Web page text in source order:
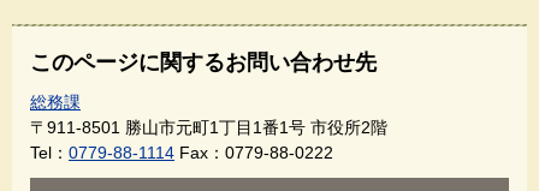
このページに関するお問い合わせ先
総務課
〒911-8501 勝山市元町1丁目1番1号 市役所2階
Tel： 0779-88-1114 Fax：0779-88-0222